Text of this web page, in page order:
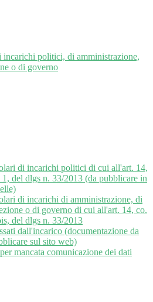
incarichi politici, di amministrazione,
o di governo
di incarichi politici di cui all'art. 14,
1, del dlgs n. 33/2013 (da pubblicare in
di incarichi di amministrazione, di
o di governo di cui all'art. 14, co.
del dlgs n. 33/2013
dall'incarico (documentazione da
sul sito web)
mancata comunicazione dei dati